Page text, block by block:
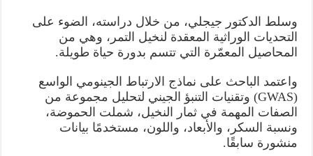
وسلط الدكتور جيجلي، من خلال دراسته، الضوء على
التحديات الوراثية المعقدة لنخيل التمر، وهي من
المحاصيل المعمّرة التي تتسم بدورة حياة طويلة.
واعتمد الباحث على نماذج الارتباط الجينومي الواسع
(GWAS) وتقنيات التنبؤ الجيني لتحليل مجموعة من
الصفات المهمة في ثمار النخيل، شملت الحموضة،
ونسبة السكر، والأبعاد، واللون، مستخدمًا بيانات
منشورة سابقًا.